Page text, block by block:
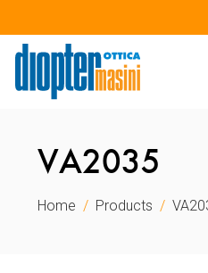
VA2035
Home Products